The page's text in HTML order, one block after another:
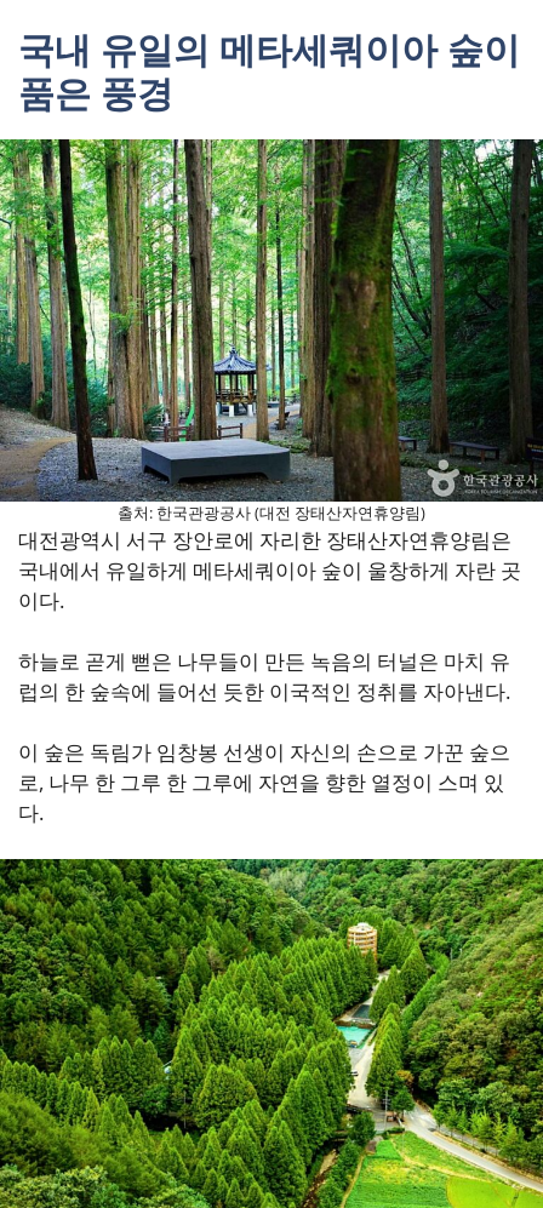
국내 유일의 메타세쿼이아 숲이
품은 풍경
출처: 한국관광공사 (대전 장태산자연휴양림)
대전광역시 서구 장안로에 자리한 장태산자연휴양림은
국내에서 유일하게 메타세쿼이아 숲이 울창하게 자란 곳
이다.
하늘로 곧게 뻗은 나무들이 만든 녹음의 터널은 마치 유
럽의 한 숲속에 들어선 듯한 이국적인 정취를 자아낸다.
이 숲은 독림가 임창봉 선생이 자신의 손으로 가꾼 숲으
로, 나무 한 그루 한 그루에 자연을 향한 열정이 스며 있
다.